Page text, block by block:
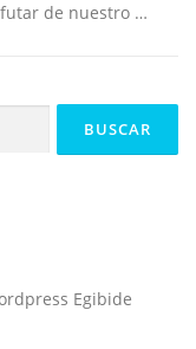
de nuestro …
Egibide